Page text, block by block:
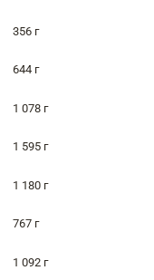
356 г
644 г
1 078 г
1 595 г
1 180 г
767 г
1 092 г